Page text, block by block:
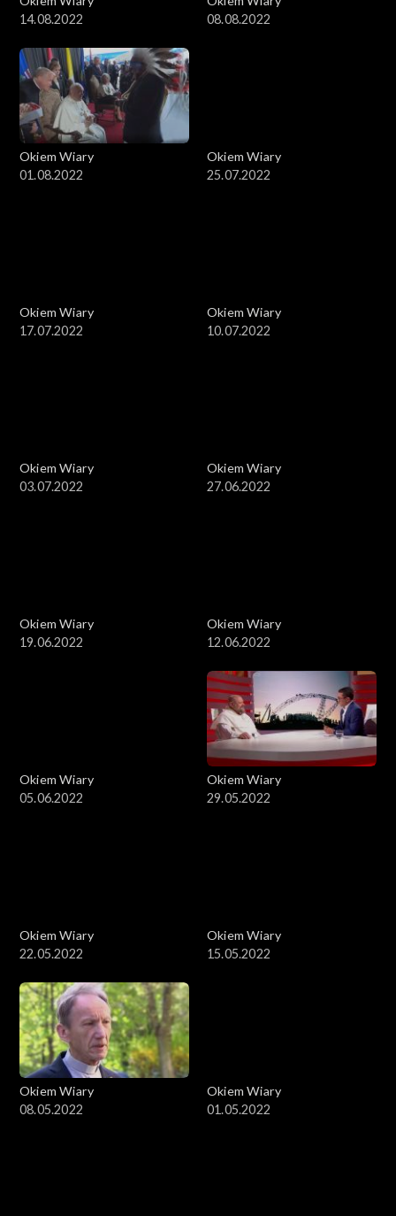
14.08.2022
08.08.2022
Okiem Wiary
01.08.2022
Okiem Wiary
25.07.2022
Okiem Wiary
17.07.2022
Okiem Wiary
10.07.2022
Okiem Wiary
03.07.2022
Okiem Wiary
27.06.2022
Okiem Wiary
19.06.2022
Okiem Wiary
12.06.2022
Okiem Wiary
05.06.2022
Okiem Wiary
29.05.2022
Okiem Wiary
22.05.2022
Okiem Wiary
15.05.2022
Okiem Wiary
08.05.2022
Okiem Wiary
01.05.2022